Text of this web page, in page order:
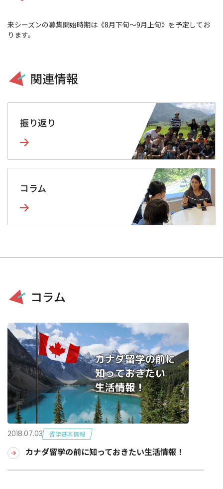
来シーズンの募集開始時期は《8月下旬～9月上旬》を予定してお
ります。
関連情報
振り返り
コラム
コラム
2018.07.03 留学基本情報
カナダ留学の前に知っておきたい生活情報！